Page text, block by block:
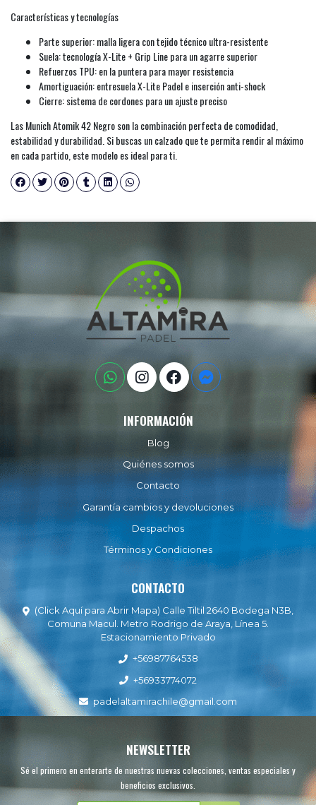
Características y tecnologías
Parte superior: malla ligera con tejido técnico ultra-resistente
Suela: tecnología X-Lite + Grip Line para un agarre superior
Refuerzos TPU: en la puntera para mayor resistencia
Amortiguación: entresuela X-Lite Padel e inserción anti-shock
Cierre: sistema de cordones para un ajuste preciso
Las Munich Atomik 42 Negro son la combinación perfecta de comodidad,
estabilidad y durabilidad. Si buscas un calzado que te permita rendir al máximo
en cada partido, este modelo es ideal para ti.
INFORMACIÓN
Blog
Quiénes somos
Contacto
Garantía cambios y devoluciones
Despachos
Términos y Condiciones
CONTACTO
(Click Aquí para Abrir Mapa) Calle Tiltil 2640 Bodega N3B,
Comuna Macul. Metro Rodrigo de Araya, Línea 5.
Estacionamiento Privado
+56987764538
+56933774072
padelaltamirachile@gmail.com
NEWSLETTER
Sé el primero en enterarte de nuestras nuevas colecciones, ventas especiales y
beneficios exclusivos.